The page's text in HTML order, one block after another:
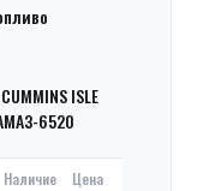
ISLE
6520
Наличие Цена